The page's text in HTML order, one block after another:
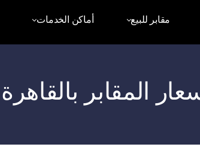
مقابر للبيع أماكن الخدمات